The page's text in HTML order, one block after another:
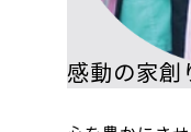
感動の家創